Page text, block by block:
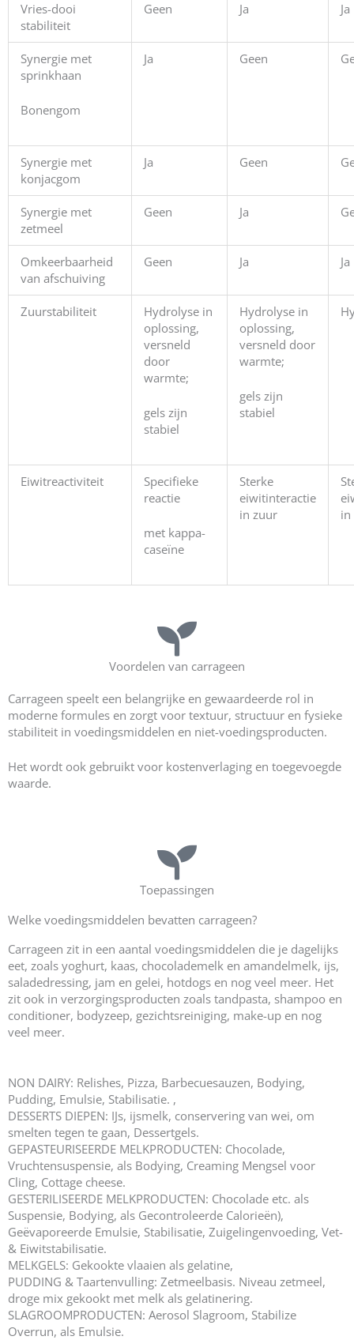
Vries-dooi
stabiliteit
Geen Ja Ja
Synergie met
sprinkhaan
Bonengom
Ja Geen
Synergie met
konjacgom
Ja Geen
Synergie met
zetmeel
Geen Ja
Omkeerbaarheid
van afschuiving
Geen Ja Ja
Zuurstabiliteit
Hydrolyse in
oplossing,
versneld
door
warmte;
gels zijn
stabiel
Hydrolyse in
oplossing,
versneld door
warmte;
gels zijn
stabiel
Eiwitreactiviteit
Specifieke
reactie
met kappa-
caseïne
Sterke
eiwitinteractie
in zuur
in
Voordelen van carrageen
Carrageen speelt een belangrijke en gewaardeerde rol in
moderne formules en zorgt voor textuur, structuur en fysieke
stabiliteit in voedingsmiddelen en niet-voedingsproducten.
Het wordt ook gebruikt voor kostenverlaging en toegevoegde
waarde.
Toepassingen
Welke voedingsmiddelen bevatten carrageen?
Carrageen zit in een aantal voedingsmiddelen die je dagelijks
eet, zoals yoghurt, kaas, chocolademelk en amandelmelk, ijs,
saladedressing, jam en gelei, hotdogs en nog veel meer. Het
zit ook in verzorgingsproducten zoals tandpasta, shampoo en
conditioner, bodyzeep, gezichtsreiniging, make-up en nog
veel meer.
NON DAIRY: Relishes, Pizza, Barbecuesauzen, Bodying,
Pudding, Emulsie, Stabilisatie. ,
DESSERTS DIEPEN: IJs, ijsmelk, conservering van wei, om
smelten tegen te gaan, Dessertgels.
GEPASTEURISEERDE MELKPRODUCTEN: Chocolade,
Vruchtensuspensie, als Bodying, Creaming Mengsel voor
Cling, Cottage cheese.
GESTERILISEERDE MELKPRODUCTEN: Chocolade etc. als
Suspensie, Bodying, als Gecontroleerde Calorieën),
Geëvaporeerde Emulsie, Stabilisatie, Zuigelingenvoeding, Vet-
& Eiwitstabilisatie.
MELKGELS: Gekookte vlaaien als gelatine,
PUDDING & Taartenvulling: Zetmeelbasis. Niveau zetmeel,
droge mix gekookt met melk als gelatinering.
SLAGROOMPRODUCTEN: Aerosol Slagroom, Stabilize
Overrun, als Emulsie.